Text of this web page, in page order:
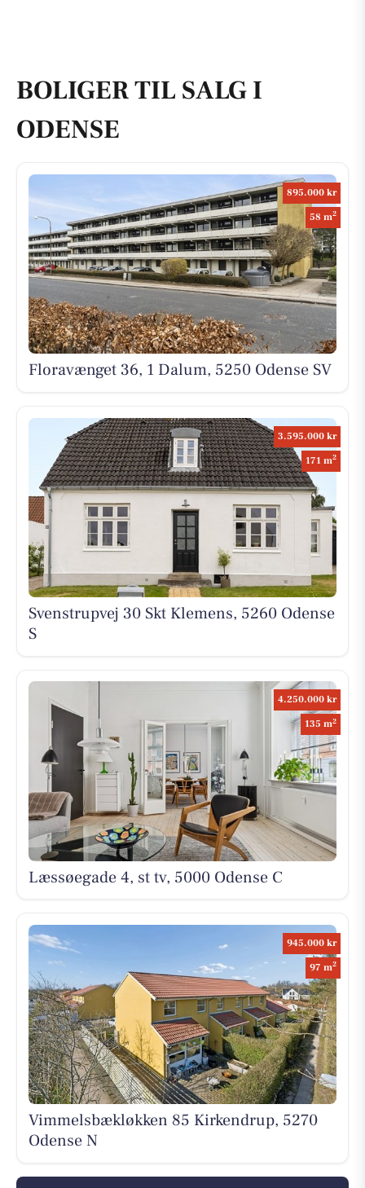
BOLIGER TIL SALG I
ODENSE
895.000 kr
58 m2
Floravænget 36, 1 Dalum, 5250 Odense SV
3.595.000 kr
171 m2
Svenstrupvej 30 Skt Klemens, 5260 Odense
S
4.250.000 kr
135 m2
Læssøegade 4, st tv, 5000 Odense C
945.000 kr
97 m2
Vimmelsbækløkken 85 Kirkendrup, 5270
Odense N